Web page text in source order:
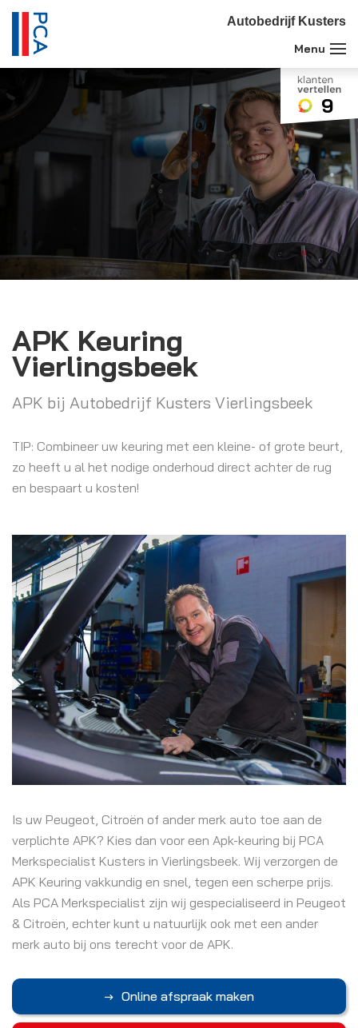
Autobedrijf Kusters
9
APK Keuring
Vierlingsbeek
APK bij Autobedrijf Kusters Vierlingsbeek
TIP: Combineer uw keuring met een kleine- of grote beurt,
zo heeft u al het nodige onderhoud direct achter de rug
en bespaart u kosten!
Is uw Peugeot, Citroën of ander merk auto toe aan de
verplichte APK? Kies dan voor een Apk-keuring bij PCA
Merkspecialist Kusters in Vierlingsbeek. Wij verzorgen de
APK Keuring vakkundig en snel, tegen een scherpe prijs.
Als PCA Merkspecialist zijn wij gespecialiseerd in Peugeot
& Citroën, echter kunt u natuurlijk ook met een ander
merk auto bij ons terecht voor de APK.
Online afspraak maken